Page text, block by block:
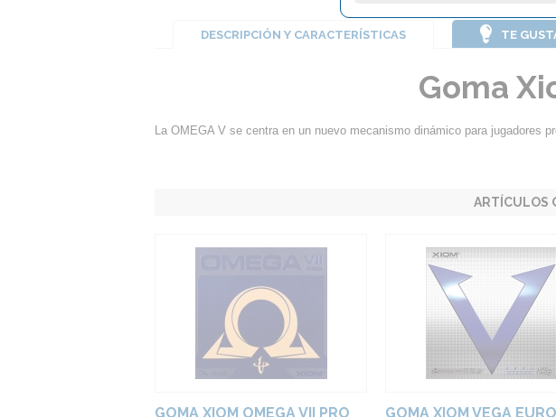
DESCRIPCIÓN Y CARACTERÍSTICAS TE
Goma
La OMEGA V se centra en un nuevo mecanismo dinámico para jugadores
ARTÍCULOS
GOMA XIOM OMEGA VII PRO GOMA XIOM VEGA